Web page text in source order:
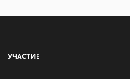
УЧАСТИЕ